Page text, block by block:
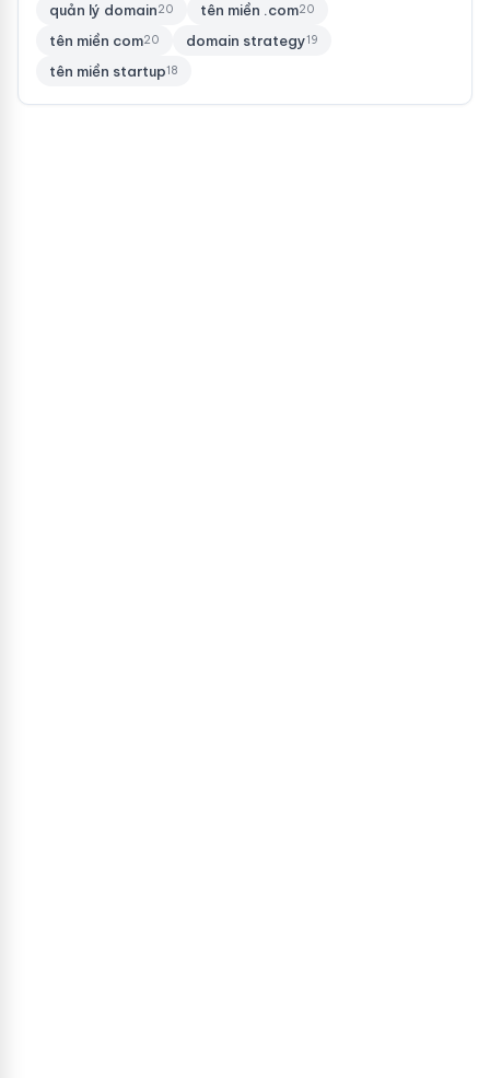
quản lý domain20 tên miền .com20
tên miền com20 domain strategy19
tên miền startup18